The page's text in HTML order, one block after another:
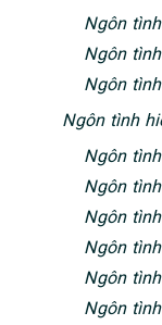
Ngôn
Ngôn
Ngôn
Ngôn tình
Ngôn
Ngôn
Ngôn
Ngôn
Ngôn
Ngôn